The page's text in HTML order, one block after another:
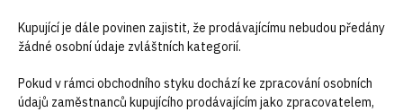
Kupující je dále povinen zajistit, že prodávajícímu nebudou předány
žádné osobní údaje zvláštních kategorií.
Pokud v rámci obchodního styku dochází ke zpracování osobních
údajů zaměstnanců kupujícího prodávajícím jako zpracovatelem,